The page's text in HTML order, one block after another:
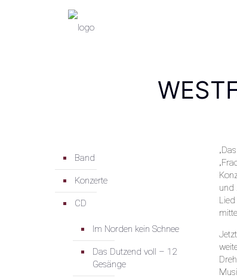
und
Band
Konzerte
CD
Im Norden kein Schnee
Das Dutzend voll – 12
Gesänge